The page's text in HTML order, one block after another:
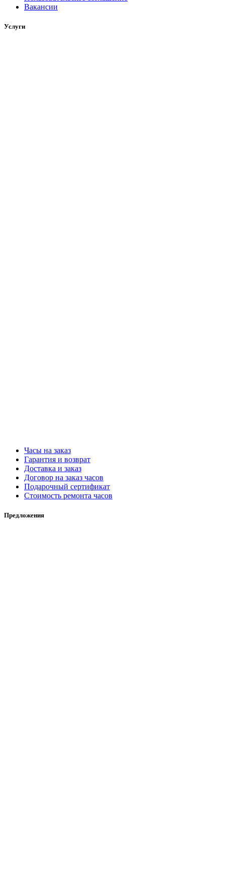
Вакансии
Услуги
Часы на заказ
Гарантия и возврат
Доставка и заказ
Договор на заказ часов
Подарочный сертификат
Стоимость ремонта часов
Предложения